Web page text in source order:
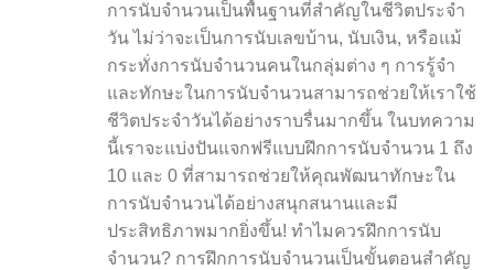
การนับจำนวนเป็นพื้นฐานที่สำคัญในชีวิตประจำ
วัน ไม่ว่าจะเป็นการนับเลขบ้าน, นับเงิน, หรือแม้
กระทั่งการนับจำนวนคนในกลุ่มต่าง ๆ การรู้จำ
และทักษะในการนับจำนวนสามารถช่วยให้เราใช้
ชีวิตประจำวันได้อย่างราบรื่นมากขึ้น ในบทความ
นี้เราจะแบ่งปันแจกฟรีแบบฝึกการนับจำนวน 1 ถึง
10 และ 0 ที่สามารถช่วยให้คุณพัฒนาทักษะใน
การนับจำนวนได้อย่างสนุกสนานและมี
ประสิทธิภาพมากยิ่งขึ้น! ทำไมควรฝึกการนับ
จำนวน? การฝึกการนับจำนวนเป็นขั้นตอนสำคัญ